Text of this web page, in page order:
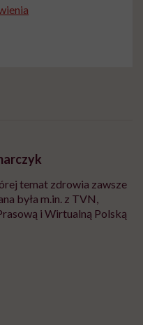
temat zdrowia zawsze
była m.in. z TVN,
i Wirtualną Polską